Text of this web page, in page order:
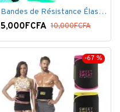
Bandes de Résistance Élastique Latex pour Salle de Gym, Exercice, Yoga, Pilâtes, Kinésithérapie, Rééducation
5,000FCFA 10,000FCFA
-67 %